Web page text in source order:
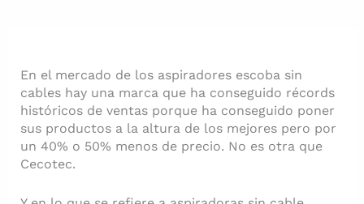
En el mercado de los aspiradores escoba sin
cables hay una marca que ha conseguido récords
históricos de ventas porque ha conseguido poner
sus productos a la altura de los mejores pero por
un 40% o 50% menos de precio. No es otra que
Cecotec.